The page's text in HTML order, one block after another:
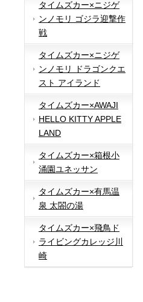
タイムズカー×ニジゲ
ンノモリ ゴジラ迎撃作
戦
タイムズカー×ニジゲ
ンノモリ ドラゴンクエ
スト アイランド
タイムズカー×AWAJI
HELLO KITTY APPLE
LAND
タイムズカー×箱根小
涌園ユネッサン
タイムズカー×有馬温
泉 太閤の湯
タイムズカー×飛鳥ド
ライビングカレッジ川
崎